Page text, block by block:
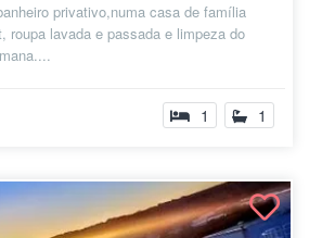
privativo,numa casa de família
roupa lavada e passada e limpeza do
1 1